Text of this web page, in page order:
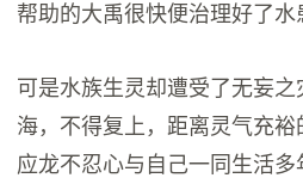
帮助的大禹很快便治理好了水
可是水族生灵却遭受了无妄
海，不得复上，距离灵气充裕
应龙不忍心与自己一同生活